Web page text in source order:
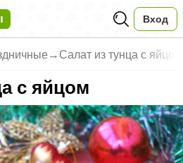
Вход
→ Салат из тунца с яйцом
с яйцом